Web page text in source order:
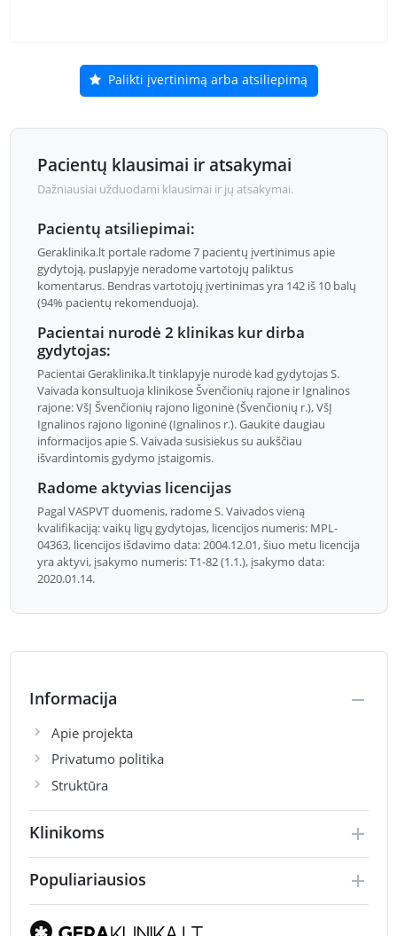
Palikti įvertinimą arba atsiliepimą
Pacientų klausimai ir atsakymai
Dažniausiai užduodami klausimai ir jų atsakymai.
Pacientų atsiliepimai:
Geraklinika.lt portale radome 7 pacientų įvertinimus apie
gydytoją, puslapyje neradome vartotojų paliktus
komentarus. Bendras vartotojų įvertinimas yra 142 iš 10 balų
(94% pacientų rekomenduoja).
Pacientai nurodė 2 klinikas kur dirba
gydytojas:
Pacientai Geraklinika.lt tinklapyje nurodė kad gydytojas S.
Vaivada konsultuoja klinikose Švenčionių rajone ir Ignalinos
rajone: VšĮ Švenčionių rajono ligoninė (Švenčionių r.), VšĮ
Ignalinos rajono ligoninė (Ignalinos r.). Gaukite daugiau
informacijos apie S. Vaivada susisiekus su aukščiau
išvardintomis gydymo įstaigomis.
Radome aktyvias licencijas
Pagal VASPVT duomenis, radome S. Vaivados vieną
kvalifikaciją: vaikų ligų gydytojas, licencijos numeris: MPL-
04363, licencijos išdavimo data: 2004.12.01, šiuo metu licencija
yra aktyvi, įsakymo numeris: T1-82 (1.1.), įsakymo data:
2020.01.14.
Informacija
Apie projekta
Privatumo politika
Struktūra
Klinikoms
Populiariausios